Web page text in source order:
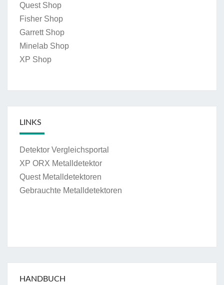
Quest Shop
Fisher Shop
Garrett Shop
Minelab Shop
XP Shop
LINKS
Detektor Vergleichsportal
XP ORX Metalldetektor
Quest Metalldetektoren
Gebrauchte Metalldetektoren
HANDBUCH